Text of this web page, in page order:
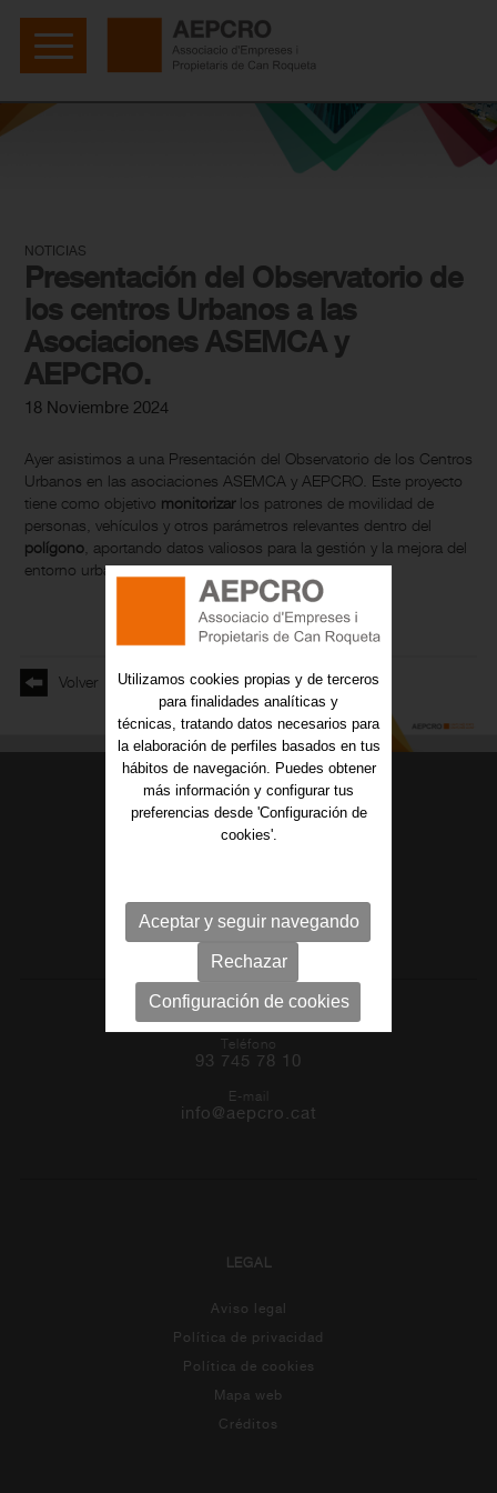
NOTICIAS
Presentación del Observatorio de
los centros Urbanos a las
Asociaciones ASEMCA y
AEPCRO.
18 Noviembre 2024
Ayer asistimos a una Presentación del Observatorio de los Centros
Urbanos en las asociaciones ASEMCA y AEPCRO. Este proyecto
tiene como objetivo monitorizarlos patrones de movilidad de
personas, vehículos y otros parámetros relevantes dentro del
polígono, aportando datos valiosos para la gestión y la mejora del
entorno urbano.
Volver
LOCALIZACIÓN
08202 Sabadell, Barcelona
CONTACTO
Teléfono
93 745 78 10
E-mail
info@aepcro.cat
LEGAL
Aviso legal
Política de privacidad
Política de cookies
Mapa web
Créditos
Utilizamos cookies propias y de terceros
para finalidades analíticas y
técnicas, tratando datos necesarios para
la elaboración de perfiles basados en tus
hábitos de navegación. Puedes obtener
más información y configurar tus
preferencias desde 'Configuración de
cookies'.
Aceptar y seguir navegando
Rechazar
Configuración de cookies